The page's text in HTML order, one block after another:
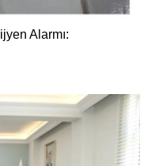
Alarmı: